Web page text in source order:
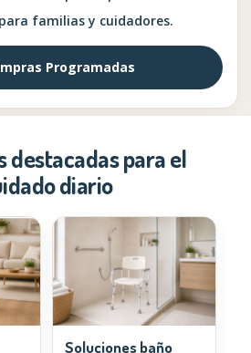
familias y cuidadores.
Programadas
destacadas para el
diario
Soluciones baño